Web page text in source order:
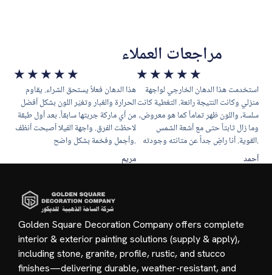
مراجعات العملاء
★ ★ ★ ★ ★
هذا الدهان فعلاً يستحق الشراء. يقاوم
الحرارة والغبار وتغيّر اللون بشكل أفضل
من أي ماركة جربتها سابقاً. بعد أول طبقة
لاحظت الفرق. واجهة الفيلا أصبحت أنظف
وأجمل وفخمة بشكل واضح.
مريم
★ ★ ★ ★ ★
استخدمت هذا الدهان الخارجي لواجهة
منزلي وكانت النتيجة رائعة. التغطية كانت
سلسة، واللون ظهر تماماً كما هو معروض،
وما زال ثابتاً حتى مع أشعة الشمس
القوية. أنا راضٍ جداً عن متانته وجودته.
أحمد
Golden Square Decoration Company offers complete
interior & exterior painting solutions (supply & apply),
including stone, granite, profile, rustic, and stucco
finishes—delivering durable, weather-resistant, and